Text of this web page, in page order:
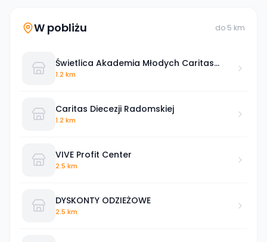
W pobliżu do 5 km
Świetlica Akademia Młodych Caritas
Diecezji Radomskiej
1.2 km
Caritas Diecezji Radomskiej
1.2 km
VIVE Profit Center
2.5 km
DYSKONTY ODZIEŻOWE
2.5 km